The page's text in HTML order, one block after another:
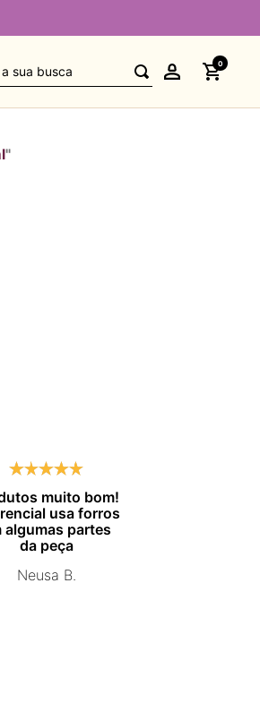
a sua busca 0
"
muito bom!
usa forros
algumas partes
da peça
Neusa B.